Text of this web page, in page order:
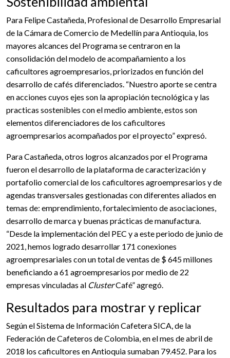
Para Felipe Castañeda, Profesional de Desarrollo Empresarial
de la Cámara de Comercio de Medellín para Antioquia, los
mayores alcances del Programa se centraron en la
consolidación del modelo de acompañamiento a los
caficultores agroempresarios, priorizados en función del
desarrollo de cafés diferenciados. “Nuestro aporte se centra
en acciones cuyos ejes son la apropiación tecnológica y las
practicas sostenibles con el medio ambiente, estos son
elementos diferenciadores de los caficultores
agroempresarios acompañados por el proyecto” expresó.
Para Castañeda, otros logros alcanzados por el Programa
fueron el desarrollo de la plataforma de caracterización y
portafolio comercial de los caficultores agroempresarios y de
agendas transversales gestionadas con diferentes aliados en
temas de: emprendimiento, fortalecimiento de asociaciones,
desarrollo de marca y buenas prácticas de manufactura.
“Desde la implementación del PEC y a este periodo de junio de
2021, hemos logrado desarrollar 171 conexiones
agroempresariales con un total de ventas de $ 645 millones
beneficiando a 61 agroempresarios por medio de 22
empresas vinculadas al ClusterCafé” agregó.
Resultados para mostrar y replicar
Según el Sistema de Información Cafetera SICA, de la
Federación de Cafeteros de Colombia, en el mes de abril de
2018 los caficultores en Antioquia sumaban 79.452. Para los